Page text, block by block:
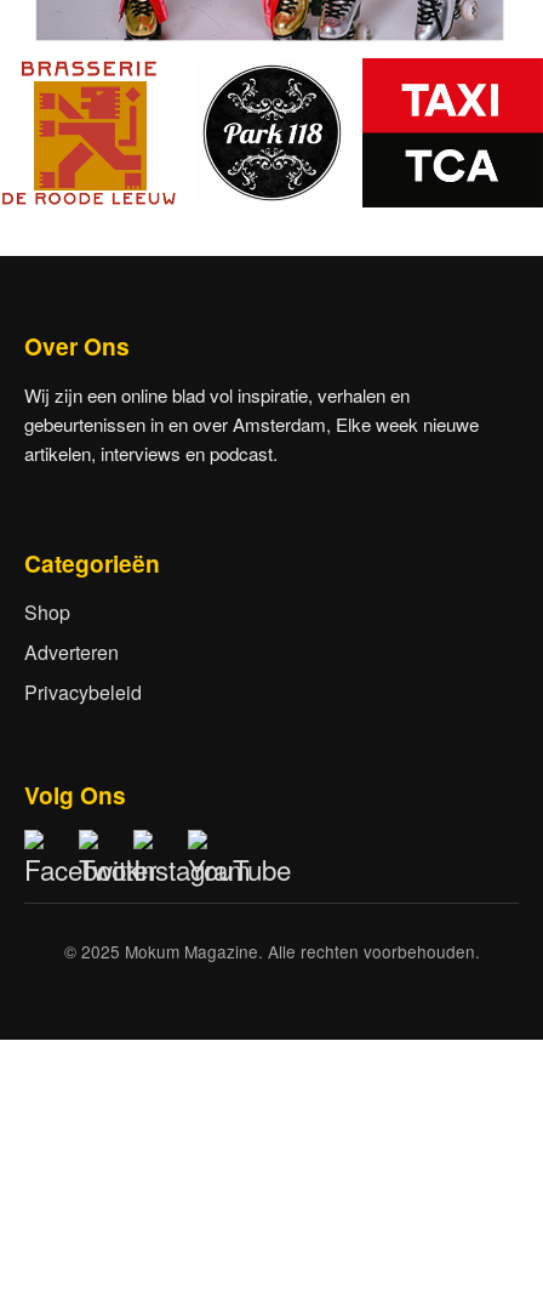
Over Ons
Wij zijn een online blad vol inspiratie, verhalen en
gebeurtenissen in en over Amsterdam, Elke week nieuwe
artikelen, interviews en podcast.
Categorieën
Shop
Adverteren
Privacybeleid
Volg Ons
© 2025 Mokum Magazine. Alle rechten voorbehouden.